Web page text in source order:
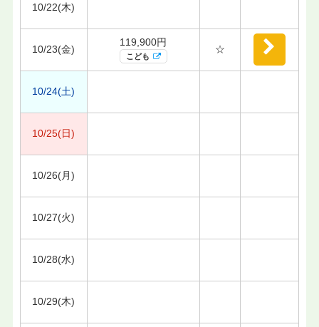
10/22(木)
10/23(金)
119,900円
こども
☆
10/24(土)
10/25(日)
10/26(月)
10/27(火)
10/28(水)
10/29(木)